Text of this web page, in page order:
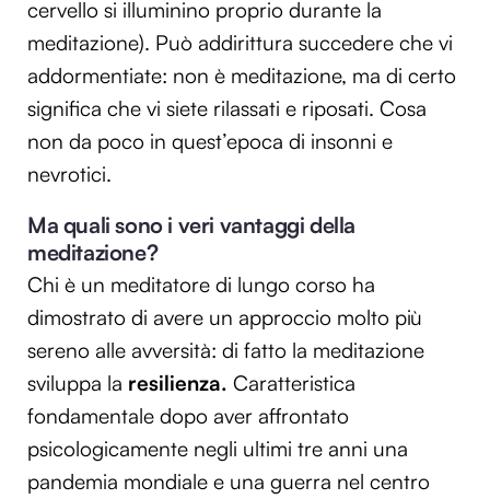
cervello si illuminino proprio durante la
meditazione). Può addirittura succedere che vi
addormentiate: non è meditazione, ma di certo
significa che vi siete rilassati e riposati. Cosa
non da poco in quest’epoca di insonni e
nevrotici.
Ma quali sono i veri vantaggi della
meditazione?
Chi è un meditatore di lungo corso ha
dimostrato di avere un approccio molto più
sereno alle avversità: di fatto la meditazione
sviluppa la resilienza. Caratteristica
fondamentale dopo aver affrontato
psicologicamente negli ultimi tre anni una
pandemia mondiale e una guerra nel centro